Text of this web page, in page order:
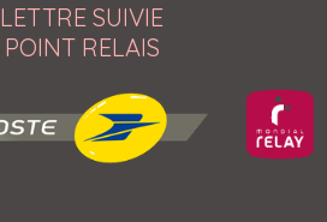
LETTRE SUIVIE
POINT RELAIS